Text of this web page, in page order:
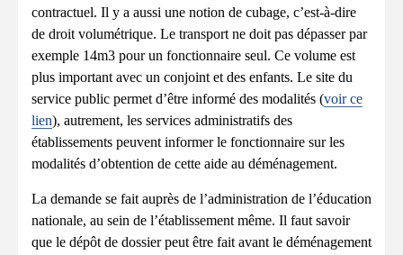
contractuel. Il y a aussi une notion de cubage, c’est-à-dire
de droit volumétrique. Le transport ne doit pas dépasser par
exemple 14m3 pour un fonctionnaire seul. Ce volume est
plus important avec un conjoint et des enfants. Le site du
service public permet d’être informé des modalités (voir ce
lien), autrement, les services administratifs des
établissements peuvent informer le fonctionnaire sur les
modalités d’obtention de cette aide au déménagement.
La demande se fait auprès de l’administration de l’éducation
nationale, au sein de l’établissement même. Il faut savoir
que le dépôt de dossier peut être fait avant le déménagement